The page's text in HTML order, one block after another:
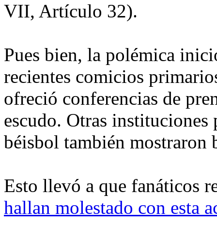
VII, Artículo 32).
Pues bien, la polémica
recientes comicios
ofreció conferencias de
escudo. Otras instituciones
béisbol también mostraron
Esto llevó a que fanáticos
hallan molestado con esta